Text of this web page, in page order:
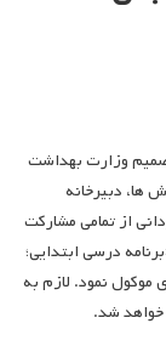
وزارت بهداشت
ها، دبیرخانه
از تمامی مشارکت
درسی ابتدایی؛
موکول نمود. لازم به
خواهد شد.